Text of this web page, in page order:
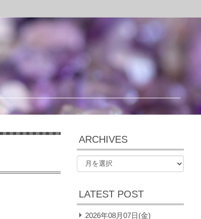
ARCHIVES
LATEST POST
2026年08月07日(金)